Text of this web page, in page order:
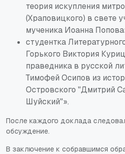
теория искупления
(Храповицкого) в свете
мученика Иоанна
студентка
Горького Виктория
праведника в русской
Тимофей Осипов из
Островского "Дмитрий
Шуйский"».
После каждого доклада
обсуждение.
В заключение к собравшимся